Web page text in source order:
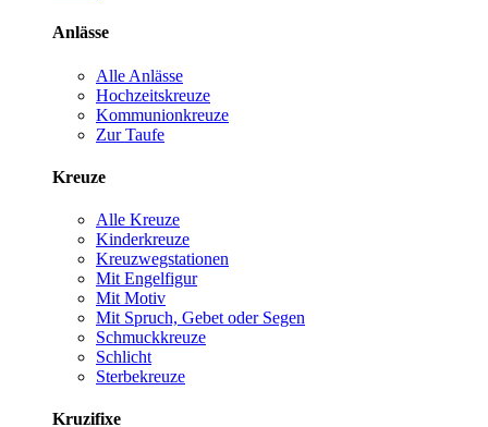
Anlässe
Alle Anlässe
Hochzeitskreuze
Kommunionkreuze
Zur Taufe
Kreuze
Alle Kreuze
Kinderkreuze
Kreuzwegstationen
Mit Engelfigur
Mit Motiv
Mit Spruch, Gebet oder Segen
Schmuckkreuze
Schlicht
Sterbekreuze
Kruzifixe